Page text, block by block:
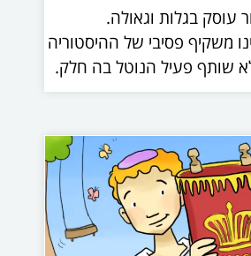
עוסק בגלות וגאולה.
משקיף פסיבי של ההיסטוריה
שותף פעיל הנוטל בה חלק.